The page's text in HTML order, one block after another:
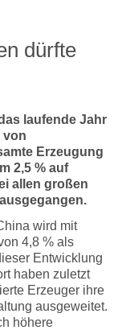
dürfte
laufende Jahr
von
Erzeugung
2,5 % auf
allen großen
wird mit
4,8 % als
Entwicklung
haben zuletzt
Erzeuger ihre
ausgeweitet.
höhere